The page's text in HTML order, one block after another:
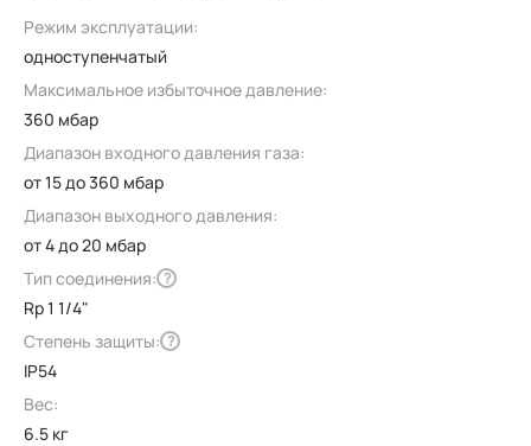
Режим эксплуатации:
одноступенчатый
Максимальное избыточное давление:
360 мбар
Диапазон входного давления газа:
от 15 до 360 мбар
Диапазон выходного давления:
от 4 до 20 мбар
Тип соединения: ?
Rp 1 1/4"
Степень защиты: ?
IP54
Вес:
6.5 кг